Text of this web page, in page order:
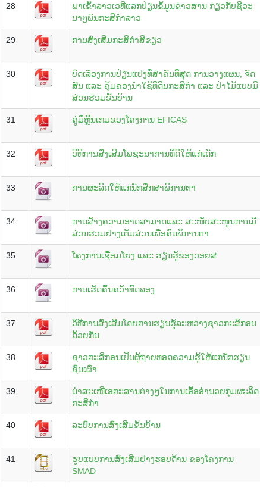
28
ພາເຂົ້າລາວເວທີແລກປ່ຽນຂໍ້ມູນຂ່າວສານ ກ່ຽວກັບຊີວະ
ນາໆພັນກະສິກຳລາວ
29 ການສົ່ງເສີມກະສິກໍາສີຂຽວ
30
ບົດເລື່ອງການປ່ຽນແປງທີ່ສຳຄັນທີ່ສຸດ ການວາງແຜນ, ຈັດ
ສັນ ແລະ ຄຸ້ມຄອງນຳໃຊ້ທີ່ດິນກະສິກຳ ແລະ ປ່າໄມ້ແບບມີ
ສ່ວນຮ່ວມຂັ້ນບ້ານ
31 ຄູ່ມືຫຼິ້ນເກມຂອງໂຄງການ EFICAS
32 ວິທີການສົ່ງເສີມໂພຊະນາການທີ່ດີໃຫ້ແກ່ເດັກ
33 ການຜະລິດໃຫ້ແກ່ນັກສຶກສາພິການຕາ
34
ການສ້າງຄວາມອາດສາມາດແລະ ສະໜັບສະໜູນການມີ
ສ່ວນຮ່ວມຢ່າງເຕັມສ່ວນເພື່ອຄົນພິການຕາ
35 ໂຄງການເຊື່ອມໂຍງ ແລະ ຮຽນຮູ້ຂອງວອຍສ
36 ການເຮັດຄົ້ນຄວ້າທົດລອງ
37
ວິທີການສົ່ງເສີມໂດຍການຮຽນຮູ້ລະຫວ່າງຊາວກະສິກອນ
ດ້ວຍກັນ
38
ຊາວກະສິກອນເປັນຜູ້ຖ່າຍທອດຄວາມຮູ້ໃຫ້ແກ່ນັກຮຽນ
ຊົນເຜົ່າ
39
ນໍາສະເໜີເອກະສານຕ່າງໆໃນການເອື້ອ​ອຳ​ນວຍ​ກຸ່ມຜະລິດ
ກະສິກໍາ
40 ລະບົບການສົ່ງເສີມຂັ້ນບ້ານ
41
ຮູບແບບການສົ່ງເສີມຢ່າງຮອບດ້ານ ຂອງໂຄງການ
SMAD